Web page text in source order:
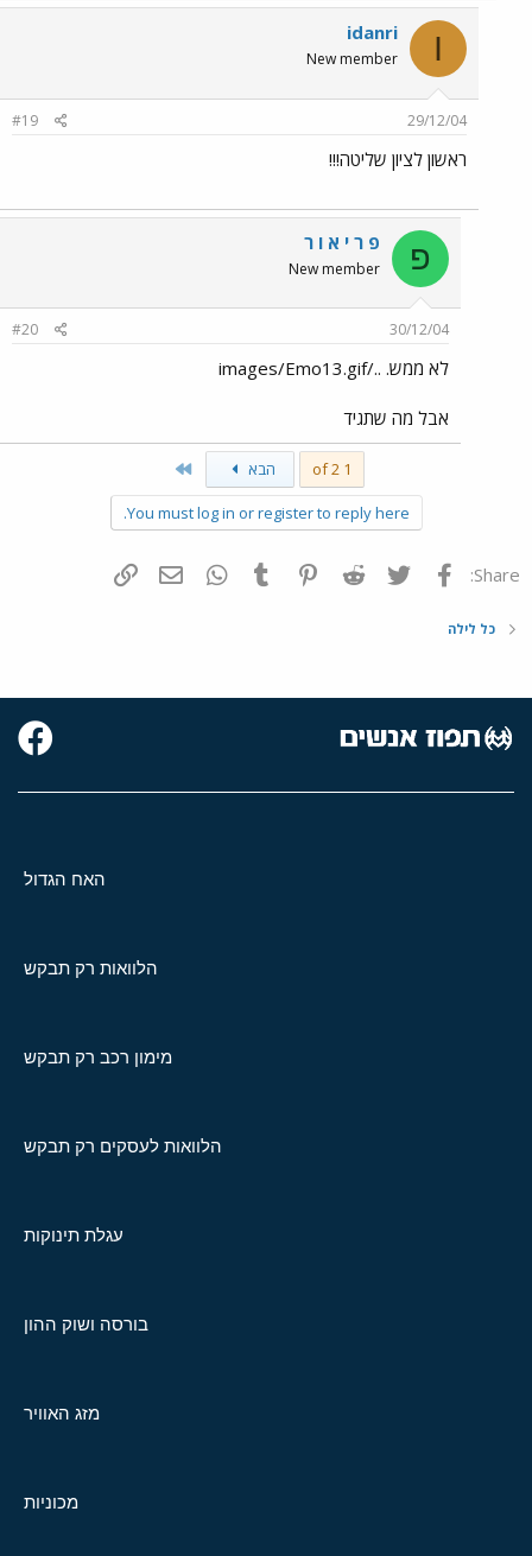
I
idanri
New member
29/12/04
#19
ראשון לציון שליטה!!!
פ פ ר י א ו ר
New member
30/12/04
#20
לא ממש. ../images/Emo13.gif
אבל מה שתגיד
1 of 2 הבא
You must log in or register to reply here.
Share: פייסבוק Twitter
Reddit
Pinterest
Tumblr
WhatsAppדואר אלקטרוני
כל לילה
האח הגדול
הלוואות רק תבקש
מימון רכב רק תבקש
הלוואות לעסקים רק תבקש
עגלת תינוקות
בורסה ושוק ההון
מזג האוויר
מכוניות